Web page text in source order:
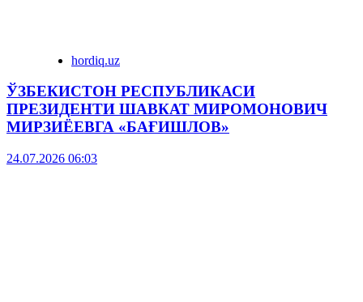
hordiq.uz
ЎЗБЕКИСТОН РЕСПУБЛИКАСИ
ПРЕЗИДЕНТИ ШАВКАТ МИРОМОНОВИЧ
МИРЗИЁЕВГА «БАҒИШЛОВ»
24.07.2026 06:03